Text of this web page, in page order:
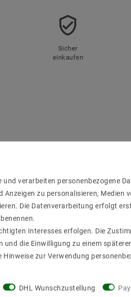
Sicher
einkaufen
verarbeiten personenbezogene
Anzeigen zu personalisieren, Medien
Die Datenverarbeitung erfolgt
Interesses erfolgen. Die
die Einwilligung zu einem
Hinweise zur Verwendung
DHL Wunschzustellung